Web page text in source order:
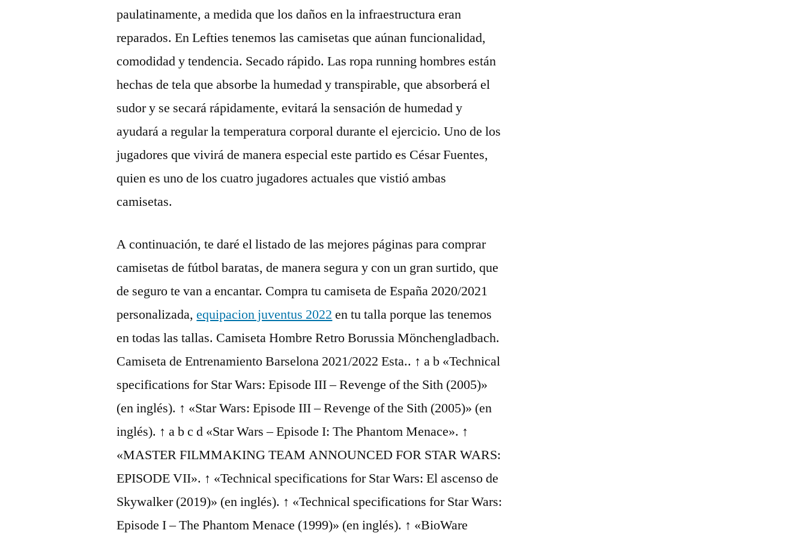
paulatinamente, a medida que los daños en la infraestructura eran
reparados. En Lefties tenemos las camisetas que aúnan funcionalidad,
comodidad y tendencia. Secado rápido. Las ropa running hombres están
hechas de tela que absorbe la humedad y transpirable, que absorberá el
sudor y se secará rápidamente, evitará la sensación de humedad y
ayudará a regular la temperatura corporal durante el ejercicio. Uno de los
jugadores que vivirá de manera especial este partido es César Fuentes,
quien es uno de los cuatro jugadores actuales que vistió ambas
camisetas.
A continuación, te daré el listado de las mejores páginas para comprar
camisetas de fútbol baratas, de manera segura y con un gran surtido, que
de seguro te van a encantar. Compra tu camiseta de España 2020/2021
personalizada,equipacion juventus 2022 en tu talla porque las tenemos
en todas las tallas. Camiseta Hombre Retro Borussia Mönchengladbach.
Camiseta de Entrenamiento Barselona 2021/2022 Esta.. ↑ a b «Technical
specifications for Star Wars: Episode III – Revenge of the Sith (2005)»
(en inglés). ↑ «Star Wars: Episode III – Revenge of the Sith (2005)» (en
inglés). ↑ a b c d «Star Wars – Episode I: The Phantom Menace». ↑
«MASTER FILMMAKING TEAM ANNOUNCED FOR STAR WARS:
EPISODE VII». ↑ «Technical specifications for Star Wars: El ascenso de
Skywalker (2019)» (en inglés). ↑ «Technical specifications for Star Wars:
Episode I – The Phantom Menace (1999)» (en inglés). ↑ «BioWare